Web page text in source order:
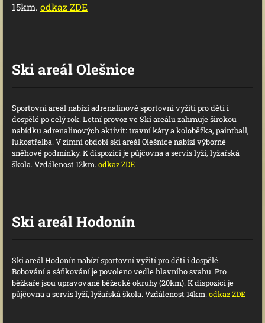
15km. odkaz ZDE
Ski areál Olešnice
Sportovní areál nabízí adrenalinové sportovní vyžití pro děti i
dospělé po celý rok. Letní provoz ve Ski areálu zahrnuje širokou
nabídku adrenalinových aktivit: travní káry a koloběžka, paintball,
lukostřelba. V zimní období ski areál Olešnice nabízí výborné
sněhové podmínky. K dispozici je půjčovna a servis lyží, lyžařská
škola. Vzdálenost 12km. odkaz ZDE
Ski areál Hodonín
Ski areál Hodonín nabízí sportovní vyžití pro děti i dospělé.
Bobování a sáňkování je povoleno vedle hlavního svahu. Pro
běžkaře jsou upravované běžecké okruhy (20km). K dispozici je
půjčovna a servis lyží, lyžařská škola. Vzdálenost 14km. odkaz ZDE